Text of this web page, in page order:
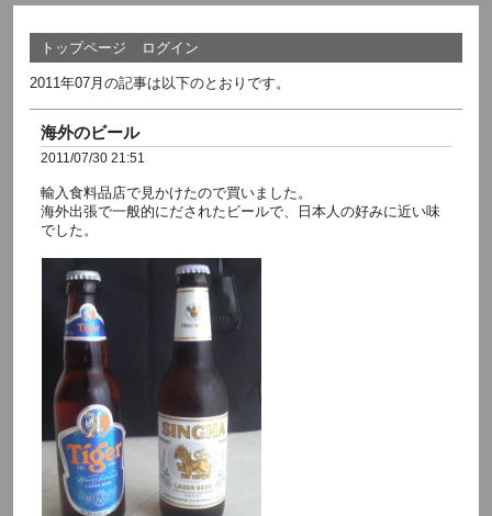
トップページ ログイン
2011年07月の記事は以下のとおりです。
海外のビール
2011/07/30 21:51
輸入食料品店で見かけたので買いました。
海外出張で一般的にだされたビールで、日本人の好みに近い味
でした。